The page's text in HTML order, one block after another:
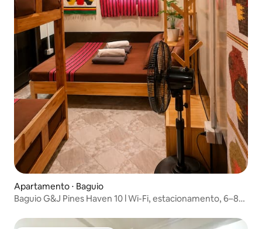
Apartamento ⋅ Baguio
Baguio G&J Pines Haven 10 l Wi-Fi, estacionamento, 6–8